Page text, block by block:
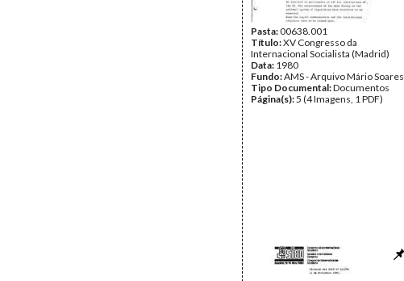
Pasta:00638.001
Título:XV Congresso da
Internacional Socialista (Madrid)
Data: 1980
Fundo:AMS - Arquivo Mário Soares
Tipo Documental:Documentos
Página(s):5 (4 Imagens, 1 PDF)